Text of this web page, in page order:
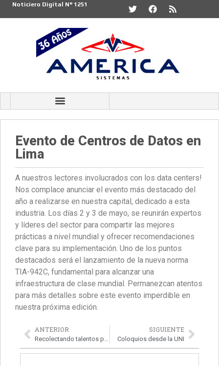
Noticiero Digital N° 1251
Evento de Centros de Datos en
Lima
A nuestros lectores involucrados con los data centers!
Nos complace anunciar el evento más destacado del
año a realizarse en nuestra capital, dedicado a esta
industria. Los días 2 y 3 de mayo, se reunirán expertos
y líderes del sector para compartir las mejores
prácticas a nivel mundial y ofrecer recomendaciones
clave para su implementación. Uno de los puntos
destacados será el lanzamiento de la nueva norma
TIA-942C, fundamental para alcanzar una
infraestructura de clase mundial. Permanezcan atentos
para más detalles sobre este evento imperdible en
nuestra próxima edición.
ANTERIOR
Recolectando talentos para El Salvador
SIGUIENTE
Coloquios desde la UNI